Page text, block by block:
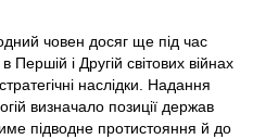
човен досяг ще під час
і Другій світових війнах
наслідки. Надання
визначало позиції держав
підводне протистояння й до